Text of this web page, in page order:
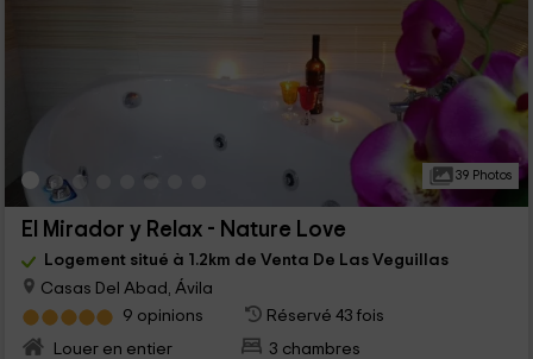
39 Photos
El Mirador y Relax - Nature Love
Logement situé à 1.2km de Venta De Las Veguillas
Casas Del Abad, Ávila
9 opinions
Réservé 43 fois
Louer en entier
3 chambres